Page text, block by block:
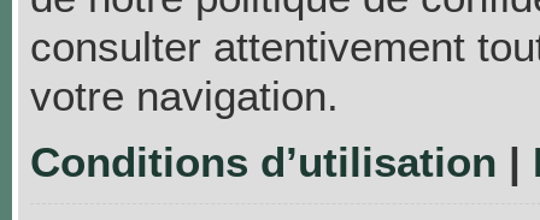
consulter attentivement
votre navigation.
Conditions d’utilisation |